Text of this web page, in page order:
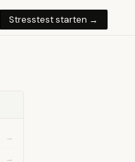
Stresstest starten →